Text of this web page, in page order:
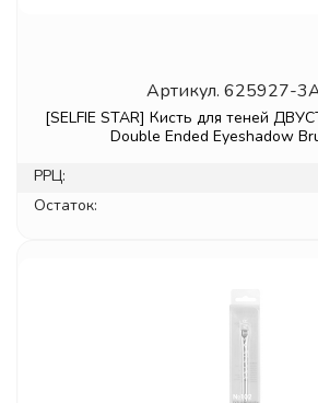
Артикул. 625927-
[SELFIE STAR] Кисть для теней
Double Ended Eyeshadow
РРЦ:
Остаток: